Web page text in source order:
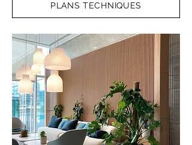
PLANS TECHNIQUES